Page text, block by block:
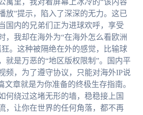
寓里，我对着屏幕上冰冷的“该内容
放”提示，陷入了深深的无力。这已
国内的兄弟们正为进球欢呼，享受
，我却在海外为“在海外怎么看欧洲
。这种被隔绝在外的感觉，比输球
就是万恶的“地区版权限制”。国内平
频，为了遵守协议，只能对海外IP说
文章就是为你准备的终极生存指南。
何绕过这堵无形的墙，稳稳接上国
，让你在世界的任何角落，都不再